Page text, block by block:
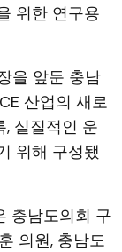
위한 연구용
을 앞둔 충남
산업의 새로
실질적인 운
위해 구성됐
충남도의회 구
의원, 충남도